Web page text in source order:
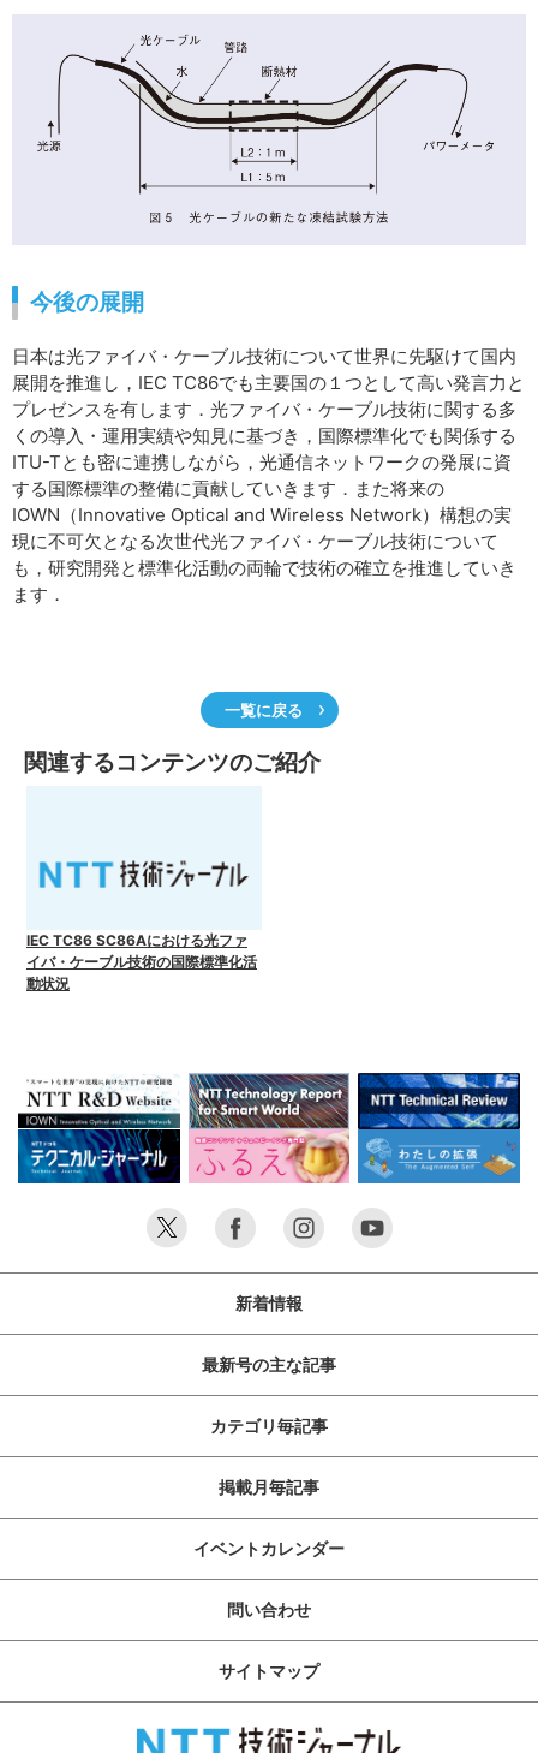
今後の展開
日本は光ファイバ・ケーブル技術について世界に先駆けて国内
展開を推進し，IEC TC86でも主要国の１つとして高い発言力と
プレゼンスを有します．光ファイバ・ケーブル技術に関する多
くの導入・運用実績や知見に基づき，国際標準化でも関係する
ITU-Tとも密に連携しながら，光通信ネットワークの発展に資
する国際標準の整備に貢献していきます．また将来の
IOWN（Innovative Optical and Wireless Network）構想の実
現に不可欠となる次世代光ファイバ・ケーブル技術について
も，研究開発と標準化活動の両輪で技術の確立を推進していき
ます．
一覧に戻る
関連するコンテンツのご紹介
IEC TC86 SC86Aにおける光ファ
イバ・ケーブル技術の国際標準化活
動状況
新着情報
最新号の主な記事
カテゴリ毎記事
掲載月毎記事
イベントカレンダー
問い合わせ
サイトマップ